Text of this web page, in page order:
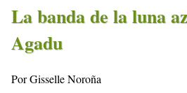
La banda de la luna
Agadu
Por Gisselle Noroña